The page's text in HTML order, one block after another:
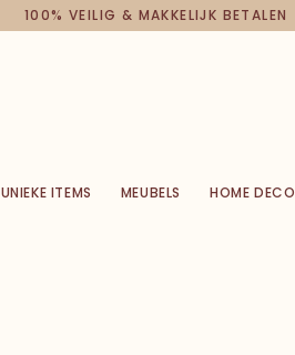
100% VEILIG & MAKKELIJK BETALEN
UNIEKE ITEMS MEUBELS HOME DECO